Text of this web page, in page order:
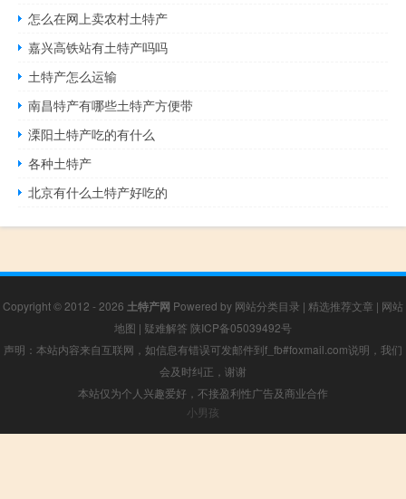
怎么在网上卖农村土特产
嘉兴高铁站有土特产吗吗
土特产怎么运输
南昌特产有哪些土特产方便带
溧阳土特产吃的有什么
各种土特产
北京有什么土特产好吃的
Copyright © 2012 - 2026 土特产网 Powered by 网站分类目录 | 精选推荐文章 | 网站
地图 | 疑难解答 陕ICP备05039492号
声明：本站内容来自互联网，如信息有错误可发邮件到f_fb#foxmail.com说明，我们
会及时纠正，谢谢
本站仅为个人兴趣爱好，不接盈利性广告及商业合作
小男孩